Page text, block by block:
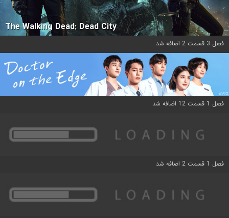
The Walking Dead: Dead City
فصل 3 قسمت 2 اضافه شد
فصل 1 قسمت 12 اضافه شد
فصل 1 قسمت 2 اضافه شد